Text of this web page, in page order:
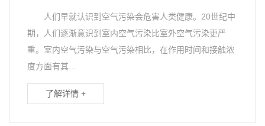
人们早就认识到空气污染会危害人类健康。20世纪中
期，人们逐渐意识到室内空气污染比室外空气污染更严
重。室内空气污染与空气污染相比，在作用时间和接触浓
度方面有其...
了解详情 +